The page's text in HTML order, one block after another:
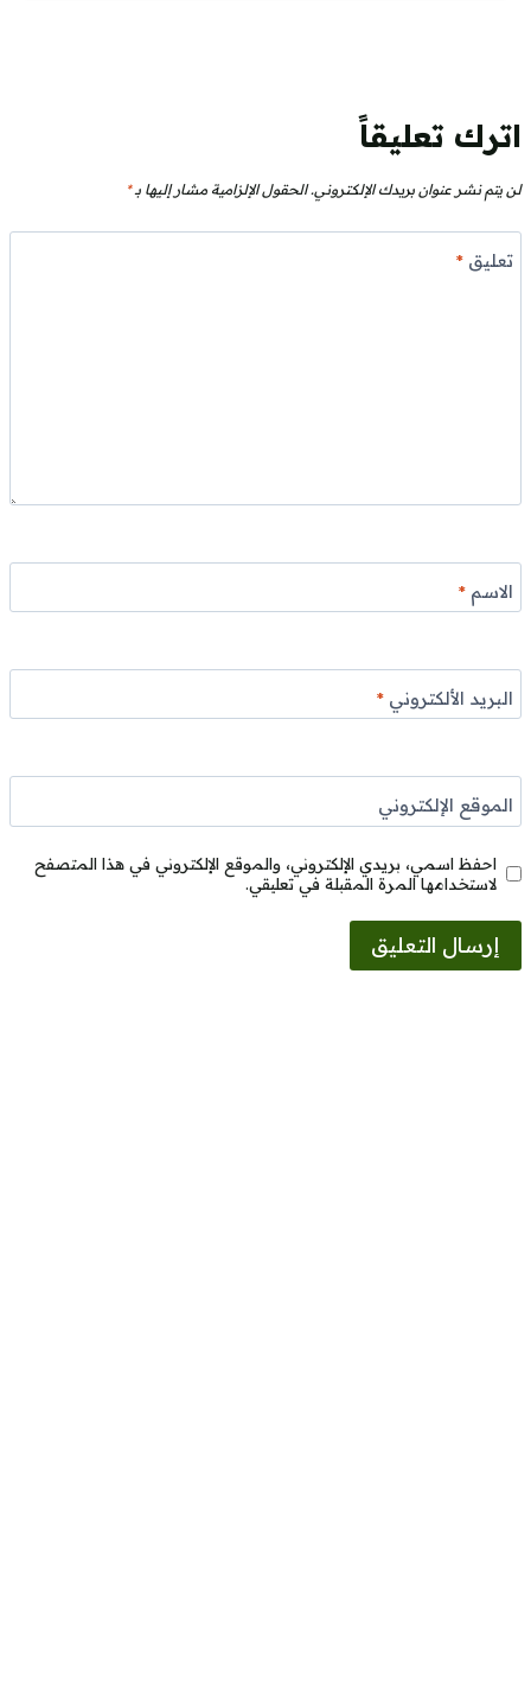
اترك تعليقاً
لن يتم نشر عنوان بريدك الإلكتروني. الحقول الإلزامية مشار إليها بـ*
تعليق*
الاسم*
البريد الألكتروني*
الموقع الإلكتروني
احفظ اسمي، بريدي الإلكتروني، والموقع الإلكتروني في هذا المتصفح
لاستخدامها المرة المقبلة في تعليقي.